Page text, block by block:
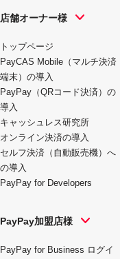
店舗オーナー様
トップページ
PayCAS Mobile（マルチ決済
端末）の導入
PayPay（QRコード決済）の
導入
キャッシュレス研究所
オンライン決済の導入
セルフ決済（自動販売機）へ
の導入
PayPay for Developers
PayPay加盟店様
PayPay for Business ログイ